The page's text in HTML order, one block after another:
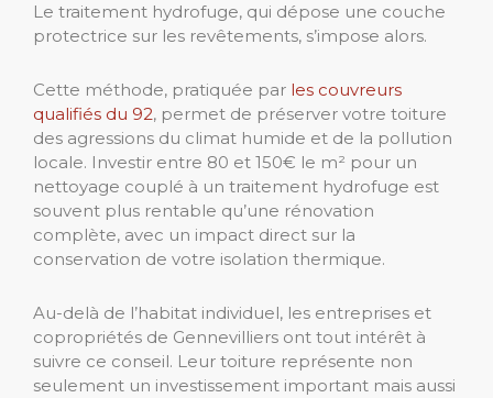
Le traitement hydrofuge, qui dépose une couche
protectrice sur les revêtements, s’impose alors.
Cette méthode, pratiquée par les couvreurs
qualifiés du 92, permet de préserver votre toiture
des agressions du climat humide et de la pollution
locale. Investir entre 80 et 150€ le m² pour un
nettoyage couplé à un traitement hydrofuge est
souvent plus rentable qu’une rénovation
complète, avec un impact direct sur la
conservation de votre isolation thermique.
Au-delà de l’habitat individuel, les entreprises et
copropriétés de Gennevilliers ont tout intérêt à
suivre ce conseil. Leur toiture représente non
seulement un investissement important mais aussi